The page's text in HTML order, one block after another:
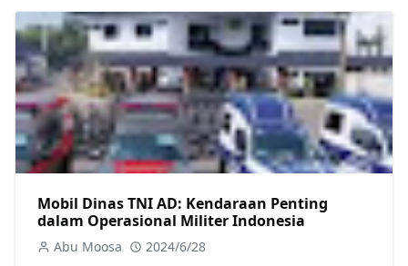
Mobil Dinas TNI AD: Kendaraan Penting
dalam Operasional Militer Indonesia
Abu Moosa 2024/6/28